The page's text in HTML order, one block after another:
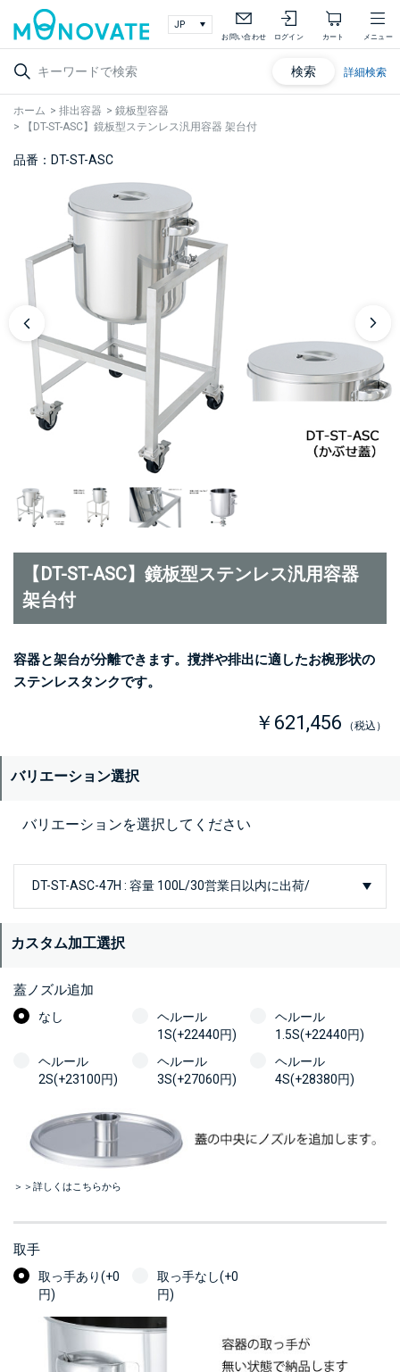
お問い合わせ ログイン カート メニュー
検索 詳細検索
ホーム > 排出容器 > 鏡板型容器
>
【DT-ST-ASC】鏡板型ステンレス汎用容器 架台付
品番：DT-ST-ASC
【DT-ST-ASC】鏡板型ステンレス汎用容器
架台付
容器と架台が分離できます。撹拌や排出に適したお椀形状の
ステンレスタンクです。
￥621,456 （税込）
バリエーション選択
バリエーションを選択してください
カスタム加工選択
蓋ノズル追加
なし
ヘルール
1S(+22440円)
ヘルール
1.5S(+22440円)
ヘルール
2S(+23100円)
ヘルール
3S(+27060円)
ヘルール
4S(+28380円)
＞＞詳しくはこちらから
取手
取っ手あり(+0
円)
取っ手なし(+0
円)